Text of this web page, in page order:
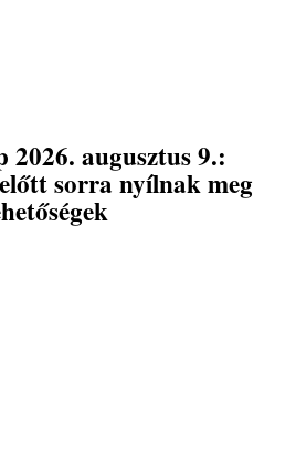
2026. augusztus 9.:
sorra nyílnak meg